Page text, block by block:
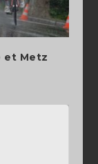
et Metz